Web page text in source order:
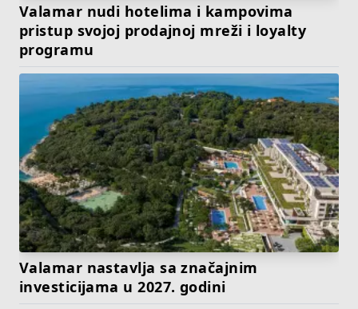
Valamar nudi hotelima i kampovima
pristup svojoj prodajnoj mreži i loyalty
programu
Valamar nastavlja sa značajnim
investicijama u 2027. godini